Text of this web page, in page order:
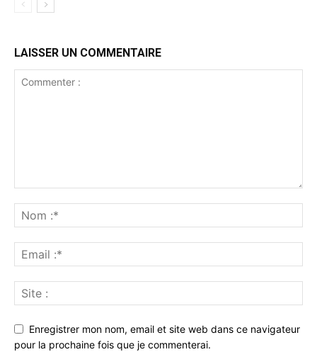
LAISSER UN COMMENTAIRE
Enregistrer mon nom, email et site web dans ce navigateur
pour la prochaine fois que je commenterai.